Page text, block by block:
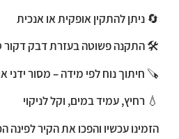
🔄 ניתן להתקין אופקית או אנכית
🛠️התקנה פשוטה בעזרת דבק
🪚 חיתוך נוח לפי מידה – מסור ידני
💧 רחיץ, עמיד במים, וקל לניקוי
הזמינו עכשיו והפכו את הקיר לפינה